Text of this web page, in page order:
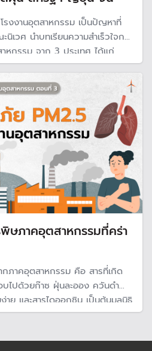
รงงานอุตสาหกรรม เป็นปัญหาที่
เวศ นำบทเรียนความสำเร็วใจการ
กรรม จาก 3 ประเทศ ได้แก่
ารณรัฐประชาชนจีน ที่เป็นตัวอย่าง
ด้จนสำเร็จ
ษภาคอุตสาหกรรมที่คร่า
ภาคอุตสาหกรรม คือ สารที่เกิด
บไปด้วยก๊าซ ฝุ่นละออง ควันดำ
าย และสารไดออกซิน เป็นต้นมูลนิธิ
อันตรายจากสารพิษเหล่านี้ ใน
อันตราย”